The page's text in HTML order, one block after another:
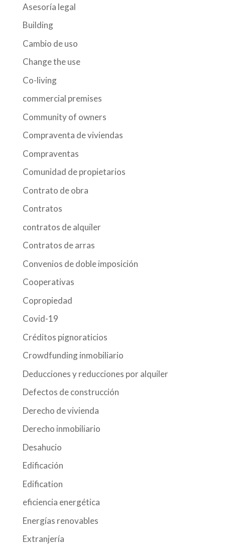
Asesoría legal
Building
Cambio de uso
Change the use
Co-living
commercial premises
Community of owners
Compraventa de viviendas
Compraventas
Comunidad de propietarios
Contrato de obra
Contratos
contratos de alquiler
Contratos de arras
Convenios de doble imposición
Cooperativas
Copropiedad
Covid-19
Créditos pignoraticios
Crowdfunding inmobiliario
Deducciones y reducciones por alquiler
Defectos de construcción
Derecho de vivienda
Derecho inmobiliario
Desahucio
Edificación
Edification
eficiencia energética
Energías renovables
Extranjería